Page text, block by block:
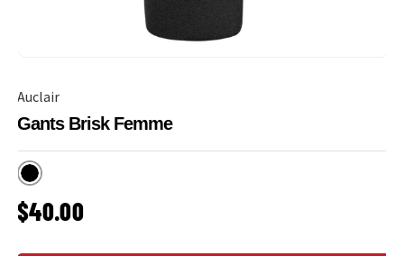
Auclair
Gants Brisk Femme
Noir
PRIX HABITUEL
$40.00